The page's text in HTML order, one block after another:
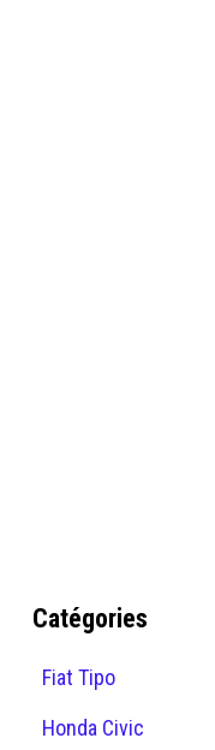
Catégories
Fiat Tipo
Honda Civic